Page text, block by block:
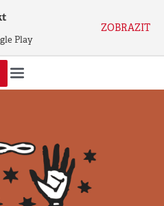
Play
ZOBRAZIT